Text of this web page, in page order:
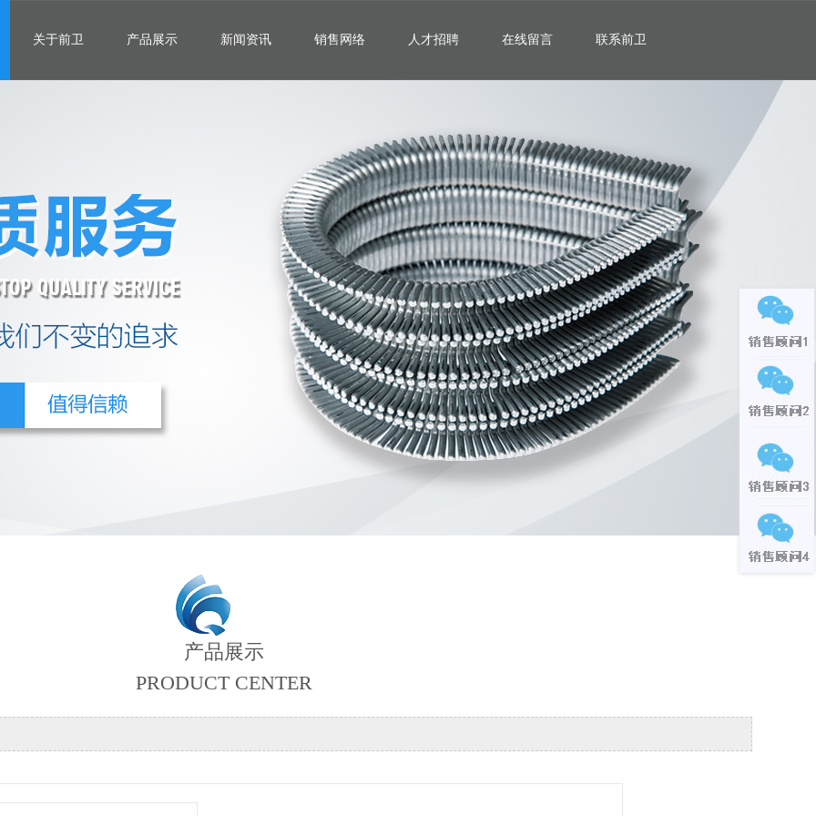
关于前卫 产品展示 新闻资讯 销售网络 人才招聘 在线留言 联系前卫
产品展示
PRODUCT CENTER